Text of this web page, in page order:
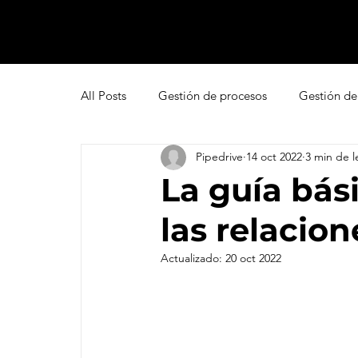
All Posts Gestión de procesos Gestión
Pipedrive Smartsheet Resource
Innovación Liderazgo Freshsales
La guía
las
Pipedrive 14 oct 2022 3 min de
Actualizado: 20 oct 2022